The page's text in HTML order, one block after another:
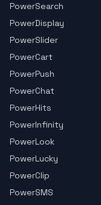
PowerSearch
PowerDisplay
PowerSlider
PowerCart
PowerPush
PowerChat
PowerHits
PowerInfinity
PowerLook
PowerLucky
PowerClip
PowerSMS